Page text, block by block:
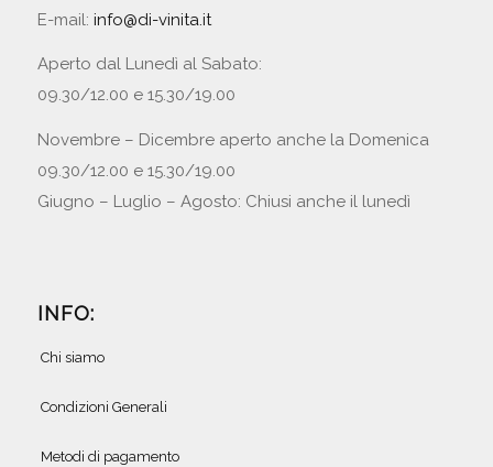
E-mail: info@di-vinita.it
Aperto dal Lunedì al Sabato:
09.30/12.00 e 15.30/19.00
Novembre – Dicembre aperto anche la Domenica
09.30/12.00 e 15.30/19.00
Giugno – Luglio – Agosto: Chiusi anche il lunedì
INFO:
Chi siamo
Condizioni Generali
Metodi di pagamento